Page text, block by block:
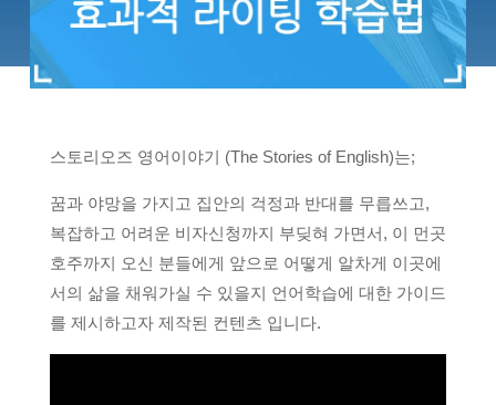
스토리오즈 영어이야기 (The Stories of English)는;
꿈과 야망을 가지고 집안의 걱정과 반대를 무릅쓰고,
복잡하고 어려운 비자신청까지 부딪혀 가면서, 이 먼곳
호주까지 오신 분들에게 앞으로 어떻게 알차게 이곳에
서의 삶을 채워가실 수 있을지 언어학습에 대한 가이드
를 제시하고자 제작된 컨텐츠 입니다.